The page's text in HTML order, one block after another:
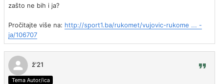
zašto ne bih i ja?
Pročitajte više na: http://sport1.ba/rukomet/vujovic-rukome ... -
ja/106707
ž'21
Tema Autor/ica